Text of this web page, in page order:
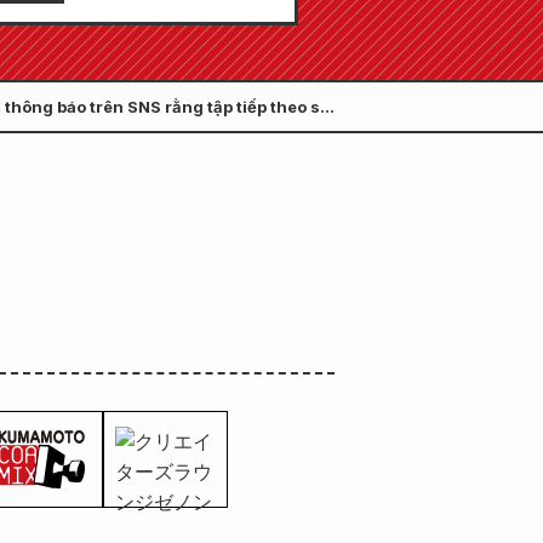
số tháng 9 năm 2026" sẽ
ra vào ngày 24 tháng
báo trên SNS rằng tập tiếp theo sẽ